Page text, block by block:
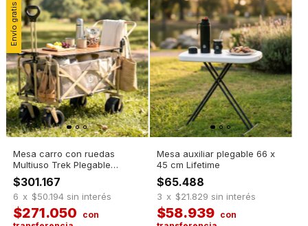
Envío gratis
Mesa carro con ruedas
Multiuso Trek Plegable
Camping y Playa
$301.167
$271.050
6 x $50.194 sin interés
Mesa auxiliar plegable 66 x
45 cm Lifetime
$65.488
$58.939
3 x $21.829 sin interés